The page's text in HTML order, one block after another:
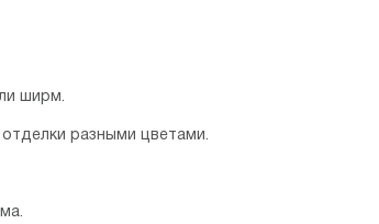
ширм.
разными цветами.